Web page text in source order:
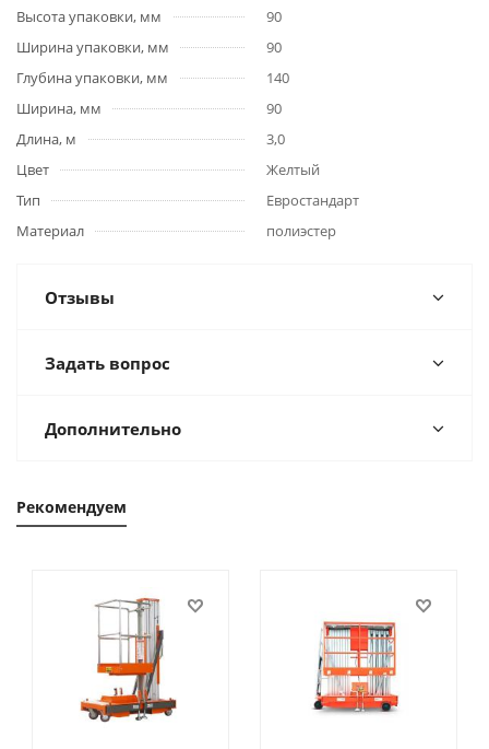
Высота упаковки, мм
90
Ширина упаковки, мм
90
Глубина упаковки, мм
140
Ширина, мм
90
Длина, м
3,0
Цвет
Желтый
Тип
Евростандарт
Материал
полиэстер
Отзывы
Задать вопрос
Дополнительно
Рекомендуем